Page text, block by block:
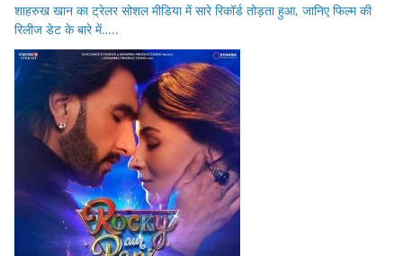
शाहरुख खान का ट्रेलर सोशल मीडिया में सारे रिकॉर्ड तोड़ता हुआ, जानिए फिल्म की
रिलीज डेट के बारे में…..